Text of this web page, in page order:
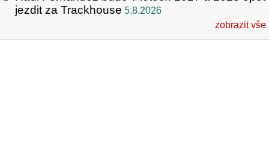
jezdit za Trackhouse 5.8.2026
zobrazit vše